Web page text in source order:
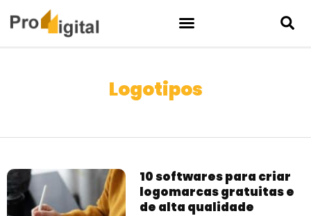
Logotipos
10 softwares para criar
logomarcas gratuitas e
de alta qualidade